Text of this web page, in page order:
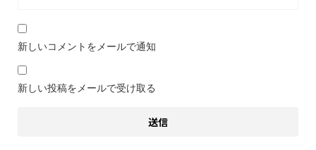
新しいコメントをメールで通知
新しい投稿をメールで受け取る